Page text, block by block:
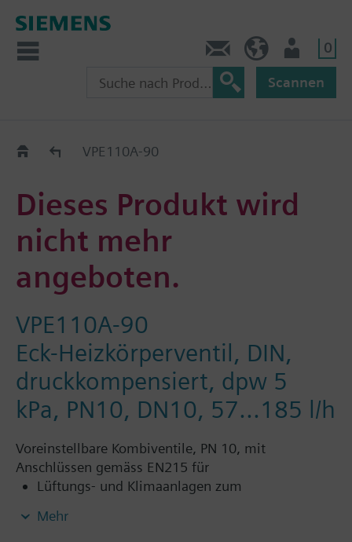
0
Scannen
Old2NewVPE110A-90
Dieses Produkt wird
nicht mehr
angeboten.
VPE110A-90
Eck-Heizkörperventil, DIN,
druckkompensiert, dpw 5
kPa, PN10, DN10, 57...185 l/h
Voreinstellbare Kombiventile, PN 10, mit
Anschlüssen gemäss EN215 für
Lüftungs- und Klimaanlagen zum
hydraulischen Abgleich von
Mehr